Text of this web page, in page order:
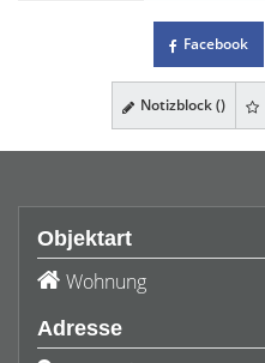
Facebook
Notizblock ()
Objektart
Wohnung
Adresse